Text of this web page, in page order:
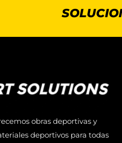
obras deportivas y
deportivos para todas